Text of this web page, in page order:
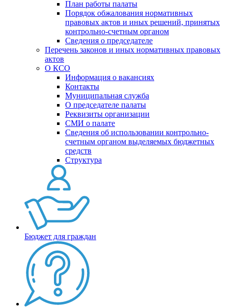
План работы палаты
Порядок обжалования нормативных
правовых актов и иных решений, принятых
контрольно-счетным органом
Сведения о председателе
Перечень законов и иных нормативных правовых
актов
О КСО
Информация о вакансиях
Контакты
Муниципальная служба
О председателе палаты
Реквизиты организации
СМИ о палате
Сведения об использовании контрольно-
счетным органом выделяемых бюджетных
средств
Структура
Бюджет для граждан